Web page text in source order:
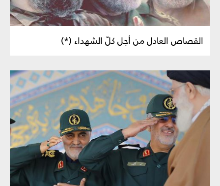
القصاص العادل من أجل كلّ الشهداء (*)